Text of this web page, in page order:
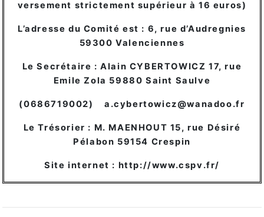
versement strictement supérieur à 16 euros)
L’adresse du Comité est : 6, rue d’Audregnies
59300 Valenciennes
Le Secrétaire : Alain CYBERTOWICZ 17, rue
Emile Zola 59880 Saint Saulve
(0686719002) a.cybertowicz@wanadoo.fr
Le Trésorier : M. MAENHOUT 15, rue Désiré
Pélabon 59154 Crespin
Site internet : http://www.cspv.fr/